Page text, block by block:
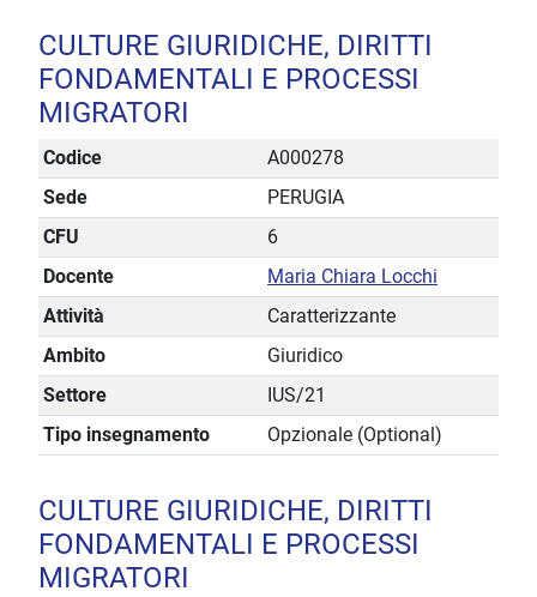
CULTURE GIURIDICHE, DIRITTI
FONDAMENTALI E PROCESSI
MIGRATORI
Codice
A000278
Sede
PERUGIA
CFU
6
Docente
Maria Chiara Locchi
Attività
Caratterizzante
Ambito
Giuridico
Settore
IUS/21
Tipo insegnamento
Opzionale (Optional)
CULTURE GIURIDICHE, DIRITTI
FONDAMENTALI E PROCESSI
MIGRATORI